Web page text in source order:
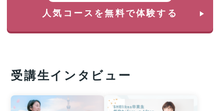
人気コースを無料で体験する
受講生インタビュー